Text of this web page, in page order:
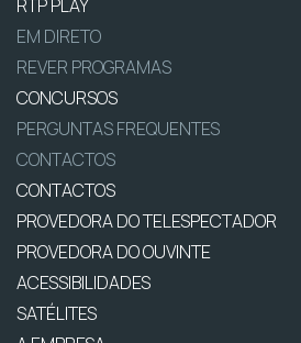
RTP PLAY
EM DIRETO
REVER PROGRAMAS
CONCURSOS
PERGUNTAS FREQUENTES
CONTACTOS
CONTACTOS
PROVEDORA DO TELESPECTADOR
PROVEDORA DO OUVINTE
ACESSIBILIDADES
SATÉLITES